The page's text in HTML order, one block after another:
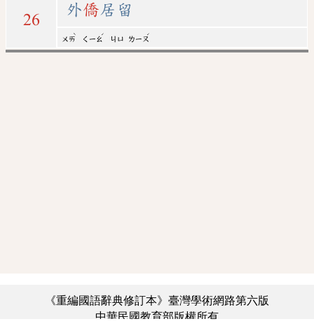
26
外僑居留
ㄨㄞ
ˋ
ㄑㄧㄠ
ˊ
ㄐㄩ ㄌㄧㄡ
ˊ
《重編國語辭典修訂本》臺灣學術網路第六版
中華民國教育部版權所有